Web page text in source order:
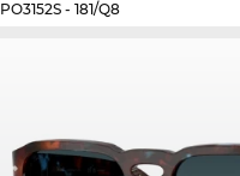
PO3152S - 181/Q8